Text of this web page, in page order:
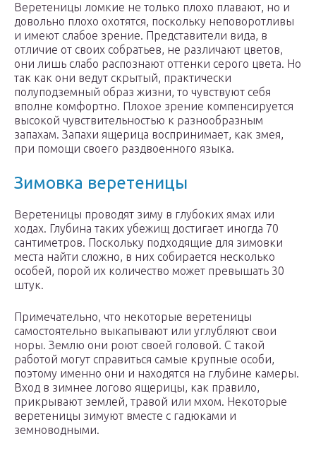
Веретеницы ломкие не только плохо плавают, но и
довольно плохо охотятся, поскольку неповоротливы
и имеют слабое зрение. Представители вида, в
отличие от своих собратьев, не различают цветов,
они лишь слабо распознают оттенки серого цвета. Но
так как они ведут скрытый, практически
полуподземный образ жизни, то чувствуют себя
вполне комфортно. Плохое зрение компенсируется
высокой чувствительностью к разнообразным
запахам. Запахи ящерица воспринимает, как змея,
при помощи своего раздвоенного языка.
Зимовка веретеницы
Веретеницы проводят зиму в глубоких ямах или
ходах. Глубина таких убежищ достигает иногда 70
сантиметров. Поскольку подходящие для зимовки
места найти сложно, в них собирается несколько
особей, порой их количество может превышать 30
штук.
Примечательно, что некоторые веретеницы
самостоятельно выкапывают или углубляют свои
норы. Землю они роют своей головой. С такой
работой могут справиться самые крупные особи,
поэтому именно они и находятся на глубине камеры.
Вход в зимнее логово ящерицы, как правило,
прикрывают землей, травой или мхом. Некоторые
веретеницы зимуют вместе с гадюками и
земноводными.